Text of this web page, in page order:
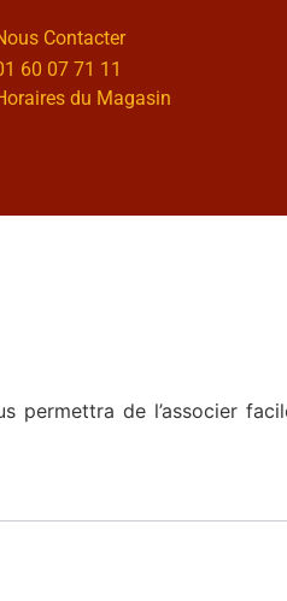
Contacter
60 07 71 11
du Magasin
permettra de l’associer